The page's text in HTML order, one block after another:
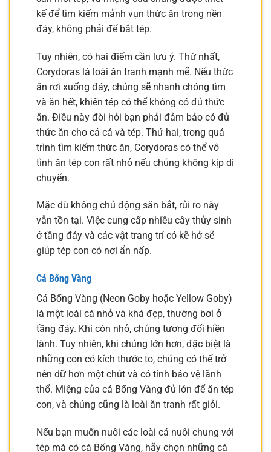
kế để tìm kiếm mảnh vụn thức ăn trong nền
đáy, không phải để bắt tép.
Tuy nhiên, có hai điểm cần lưu ý. Thứ nhất,
Corydoras là loài ăn tranh mạnh mẽ. Nếu thức
ăn rơi xuống đáy, chúng sẽ nhanh chóng tìm
và ăn hết, khiến tép có thể không có đủ thức
ăn. Điều này đòi hỏi bạn phải đảm bảo có đủ
thức ăn cho cả cá và tép. Thứ hai, trong quá
trình tìm kiếm thức ăn, Corydoras có thể vô
tình ăn tép con rất nhỏ nếu chúng không kịp di
chuyển.
Mặc dù không chủ động săn bắt, rủi ro này
vẫn tồn tại. Việc cung cấp nhiều cây thủy sinh
ở tầng đáy và các vật trang trí có kẽ hở sẽ
giúp tép con có nơi ẩn nấp.
Cá Bống Vàng
Cá Bống Vàng (Neon Goby hoặc Yellow Goby)
là một loài cá nhỏ và khá đẹp, thường bơi ở
tầng đáy. Khi còn nhỏ, chúng tương đối hiền
lành. Tuy nhiên, khi chúng lớn hơn, đặc biệt là
những con có kích thước to, chúng có thể trở
nên dữ hơn một chút và có tính bảo vệ lãnh
thổ. Miệng của cá Bống Vàng đủ lớn để ăn tép
con, và chúng cũng là loài ăn tranh rất giỏi.
Nếu bạn muốn nuôi các loài cá nuôi chung với
tép mà có cá Bống Vàng, hãy chọn những cá